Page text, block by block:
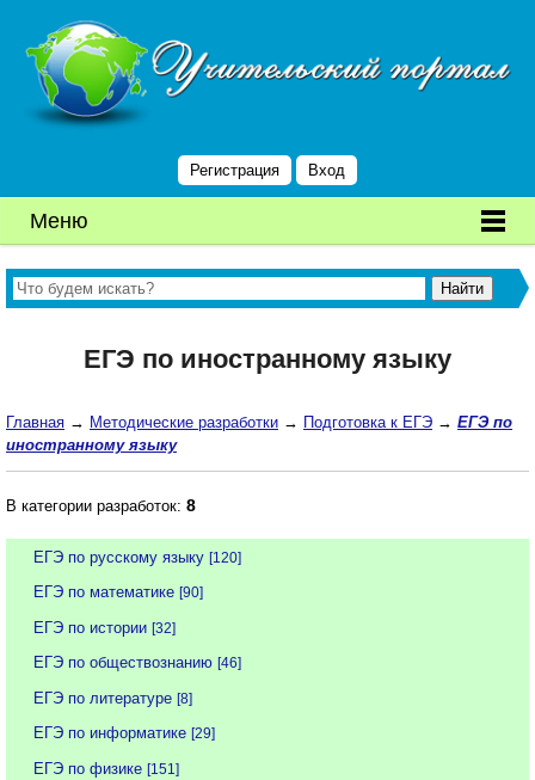
Регистрация Вход
Меню
ЕГЭ по иностранному языку
Главная → Методические разработки → Подготовка к ЕГЭ → ЕГЭ по
иностранному языку
В категории разработок: 8
ЕГЭ по русскому языку [120]
ЕГЭ по математике [90]
ЕГЭ по истории [32]
ЕГЭ по обществознанию [46]
ЕГЭ по литературе [8]
ЕГЭ по информатике [29]
ЕГЭ по физике [151]